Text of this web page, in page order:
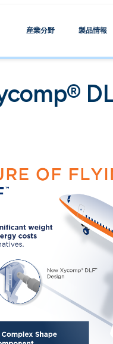
産業分野 製品情報